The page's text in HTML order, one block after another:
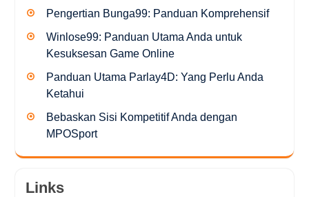
Pengertian Bunga99: Panduan Komprehensif
Winlose99: Panduan Utama Anda untuk
Kesuksesan Game Online
Panduan Utama Parlay4D: Yang Perlu Anda
Ketahui
Bebaskan Sisi Kompetitif Anda dengan
MPOSport
Links